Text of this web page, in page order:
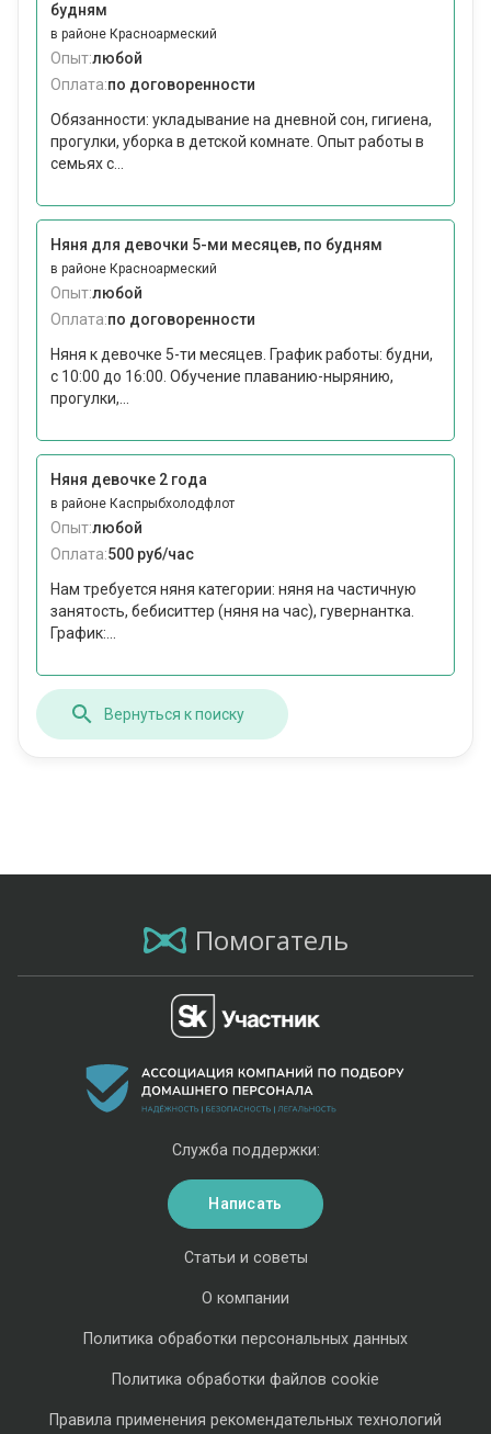
будням
в районе Красноармеский
Опыт:любой
Оплата:по договоренности
Обязанности: укладывание на дневной сон, гигиена,
прогулки, уборка в детской комнате. Опыт работы в
семьях с...
Няня для девочки 5-ми месяцев, по будням
в районе Красноармеский
Опыт:любой
Оплата:по договоренности
Няня к девочке 5-ти месяцев. График работы: будни,
с 10:00 до 16:00. Обучение плаванию-нырянию,
прогулки,...
Няня девочке 2 года
в районе Каспрыбхолодфлот
Опыт:любой
Оплата:500 руб/час
Нам требуется няня категории: няня на частичную
занятость, бебиситтер (няня на час), гувернантка.
График:...
Вернуться к поиску
Помогатель
Статьи и советы
О компании
Политика обработки персональных данных
Политика обработки файлов cookie
Правила применения рекомендательных технологий
Служба поддержки:
Написать